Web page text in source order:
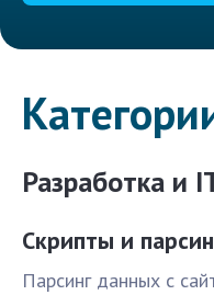
Разработка и
Скрипты и
Парсинг данных с